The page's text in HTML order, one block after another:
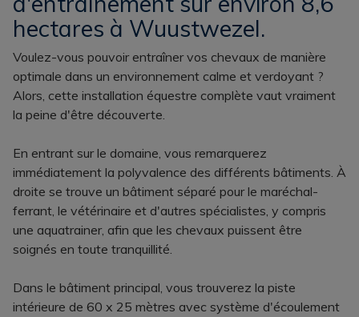
hectares à Wuustwezel.
Voulez-vous pouvoir entraîner vos chevaux de manière
optimale dans un environnement calme et verdoyant ?
Alors, cette installation équestre complète vaut vraiment
la peine d'être découverte.
En entrant sur le domaine, vous remarquerez
immédiatement la polyvalence des différents bâtiments. À
droite se trouve un bâtiment séparé pour le maréchal-
ferrant, le vétérinaire et d'autres spécialistes, y compris
une aquatrainer, afin que les chevaux puissent être
soignés en toute tranquillité.
Dans le bâtiment principal, vous trouverez la piste
intérieure de 60 x 25 mètres avec système d'écoulement